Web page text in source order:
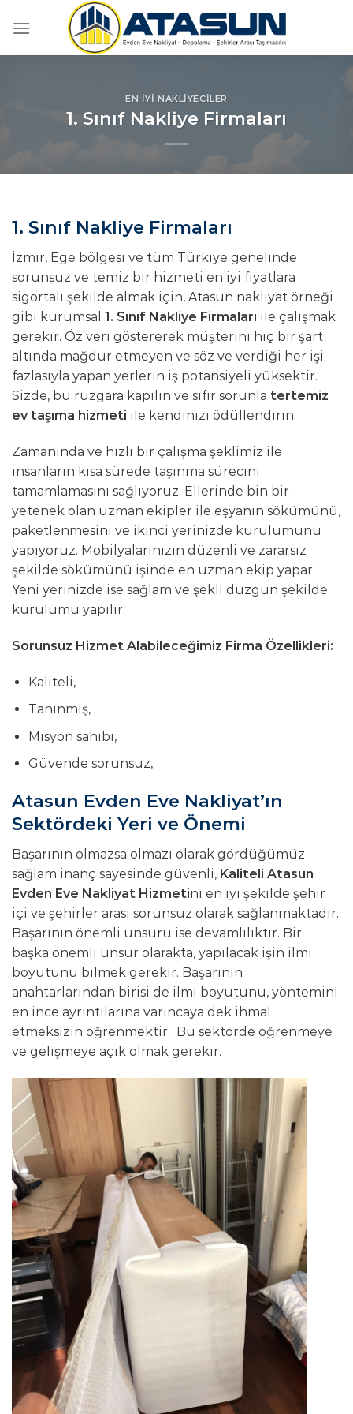
atla
EN İYI NAKLIYECILER
1. Sınıf Nakliye Firmaları
1. Sınıf Nakliye Firmaları
İzmir, Ege bölgesi ve tüm Türkiye genelinde
sorunsuz ve temiz bir hizmeti en iyi fiyatlara
sigortalı şekilde almak için, Atasun nakliyat örneği
gibi kurumsal 1. Sınıf Nakliye Firmaları ile çalışmak
gerekir. Öz veri göstererek müşterini hiç bir şart
altında mağdur etmeyen ve söz ve verdiği her işi
fazlasıyla yapan yerlerin iş potansiyeli yüksektir.
Sizde, bu rüzgara kapılın ve sıfır sorunla tertemiz
ev taşıma hizmeti ile kendinizi ödüllendirin.
Zamanında ve hızlı bir çalışma şeklimiz ile
insanların kısa sürede taşınma sürecini
tamamlamasını sağlıyoruz. Ellerinde bin bir
yetenek olan uzman ekipler ile eşyanın sökümünü,
paketlenmesini ve ikinci yerinizde kurulumunu
yapıyoruz. Mobilyalarınızın düzenli ve zararsız
şekilde sökümünü işinde en uzman ekip yapar.
Yeni yerinizde ise sağlam ve şekli düzgün şekilde
kurulumu yapılır.
Sorunsuz Hizmet Alabileceğimiz Firma Özellikleri:
Kaliteli,
Tanınmış,
Misyon sahibi,
Güvende sorunsuz,
Atasun Evden Eve Nakliyat’ın
Sektördeki Yeri ve Önemi
Başarının olmazsa olmazı olarak gördüğümüz
sağlam inanç sayesinde güvenli, Kaliteli Atasun
Evden Eve Nakliyat Hizmetini en iyi şekilde şehir
içi ve şehirler arası sorunsuz olarak sağlanmaktadır.
Başarının önemli unsuru ise devamlılıktır. Bir
başka önemli unsur olarakta, yapılacak işin ilmi
boyutunu bilmek gerekir. Başarının
anahtarlarından birisi de ilmi boyutunu, yöntemini
en ince ayrıntılarına varıncaya dek ihmal
etmeksizin öğrenmektir. Bu sektörde öğrenmeye
ve gelişmeye açık olmak gerekir.